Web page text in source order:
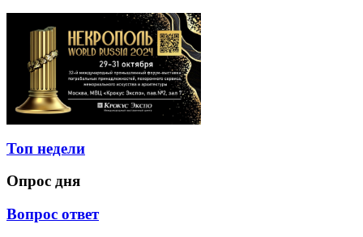
Топ недели
Опрос дня
Вопрос ответ